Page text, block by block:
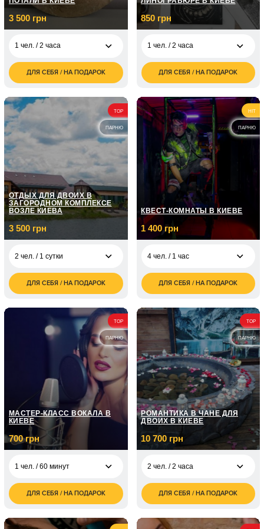
3 500 грн
1 чел. / 2 часа
3 500
грн
ДЛЯ СЕБЯ / НА ПОДАРОК
850 грн
1 чел. / 2 часа
грн
2 чел. / 2 часа
1 700
грн
ДЛЯ СЕБЯ / НА ПОДАРОК
TOP
ПАРНЮ
ОТДЫХ ДЛЯ ДВОИХ В
ЗАГОРОДНОМ КОМПЛЕКСЕ
ВОЗЛЕ КИЕВА
3 500 грн
2 чел. / 1 сутки
3 500
грн
7 000
грн
ДЛЯ СЕБЯ / НА ПОДАРОК
HIT
ПАРНЮ
КВЕСТ-КОМНАТЫ В КИЕВЕ
1 400 грн
4 чел. / 1 час
1 400
грн
ДЛЯ СЕБЯ / НА ПОДАРОК
TOP
ПАРНЮ
МАСТЕР-КЛАСС ВОКАЛА В
КИЕВЕ
700 грн
1 чел. / 60 минут
грн
1 чел. / Курс вокала /
5 050
ДЛЯ СЕБЯ / НА ПОДАРОК
TOP
ПАРНЮ
РОМАНТИКА В ЧАНЕ ДЛЯ
ДВОИХ В КИЕВЕ
10 700 грн
2 чел. / 2 часа
10 700
грн
ДЛЯ СЕБЯ / НА ПОДАРОК